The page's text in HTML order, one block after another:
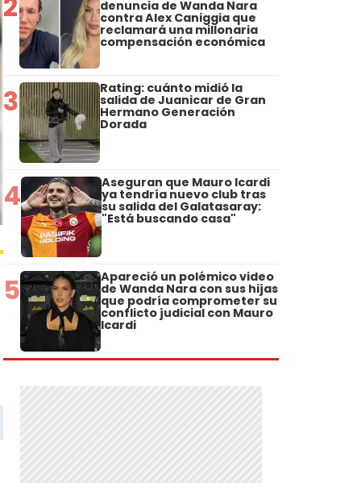
denuncia de Wanda Nara
contra Alex Caniggia que
reclamará una millonaria
compensación económica
3 Rating: cuánto midió la
salida de Juanicar de Gran
Hermano Generación
Dorada
4 Aseguran que Mauro Icardi
ya tendría nuevo club tras
su salida del Galatasaray:
"Está buscando casa"
5 Apareció un polémico video
de Wanda Nara con sus hijas
que podría comprometer su
conflicto judicial con Mauro
Icardi